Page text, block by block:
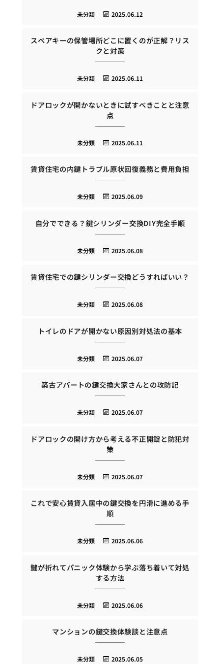
2025.06.12
未分類
スペアキーの保管場所どこに置くのが正解？リス
クと対策
2025.06.11
未分類
ドアロックが開かないときに試すべきことと注意
点
2025.06.11
未分類
賃貸住宅の内鍵トラブル原状回復義務と費用負担
2025.06.09
未分類
自分でできる？鍵シリンダー交換DIY完全手順
2025.06.08
未分類
賃貸住宅での鍵シリンダー交換どうすればいい？
2025.06.08
未分類
トイレのドアが開かない原因別対処法の基本
2025.06.07
未分類
築古アパートの鍵交換大家さんとの攻防記
2025.06.07
未分類
ドアロックの開け方から考える不正開錠と防犯対
策
2025.06.07
未分類
これで安心賃貸入居中の鍵交換を円滑に進める手
順
2025.06.06
未分類
鍵が折れてパニック体験から学ぶ落ち着いて対処
する方法
2025.06.06
未分類
マンションの鍵交換体験談と注意点
2025.06.05
未分類